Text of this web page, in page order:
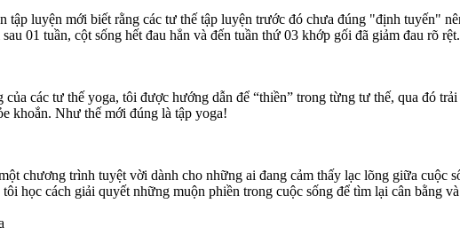
tập luyện mới biết rằng các tư thế tập luyện trước đó chưa đúng "định tuyến"
01 tuần, cột sống hết đau hẳn và đến tuần thứ 03 khớp gối đã giảm đau rõ rệt.
các tư thế yoga, tôi được hướng dẫn để “thiền” trong từng tư thế, qua đó
khoắn. Như thế mới đúng là tập yoga!
chương trình tuyệt vời dành cho những ai đang cảm thấy lạc lõng giữa
học cách giải quyết những muộn phiền trong cuộc sống để tìm lại cân bằng